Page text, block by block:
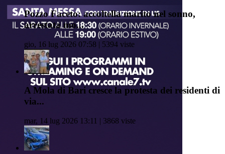
Pozzo Faceto: accoltella marito nel sonno,
arrestata mo...
gio, 16 lug 2026 07:58 | 5394 viste
A Mola di Bari cresce la protesta dei residenti di
via...
mar, 14 lug 2026 13:11 | 3868 viste